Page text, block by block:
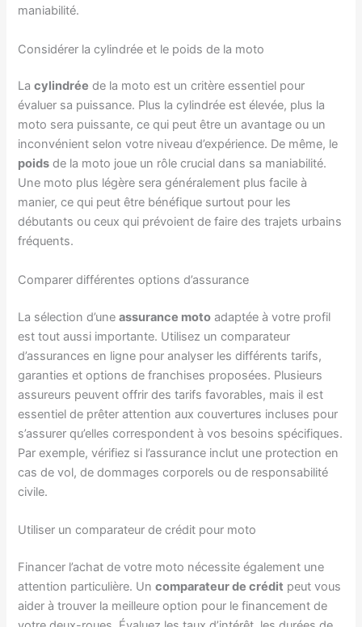
maniabilité.
Considérer la cylindrée et le poids de la moto
Lacylindrée de la moto est un critère essentiel pour
évaluer sa puissance. Plus la cylindrée est élevée, plus la
moto sera puissante, ce qui peut être un avantage ou un
inconvénient selon votre niveau d’expérience. De même, le
poids de la moto joue un rôle crucial dans sa maniabilité.
Une moto plus légère sera généralement plus facile à
manier, ce qui peut être bénéfique surtout pour les
débutants ou ceux qui prévoient de faire des trajets urbains
fréquents.
Comparer différentes options d’assurance
La sélection d’uneassurance moto adaptée à votre profil
est tout aussi importante. Utilisez un comparateur
d’assurances en ligne pour analyser les différents tarifs,
garanties et options de franchises proposées. Plusieurs
assureurs peuvent offrir des tarifs favorables, mais il est
essentiel de prêter attention aux couvertures incluses pour
s’assurer qu’elles correspondent à vos besoins spécifiques.
Par exemple, vérifiez si l’assurance inclut une protection en
cas de vol, de dommages corporels ou de responsabilité
civile.
Utiliser un comparateur de crédit pour moto
Financer l’achat de votre moto nécessite également une
attention particulière. Uncomparateur de crédit peut vous
aider à trouver la meilleure option pour le financement de